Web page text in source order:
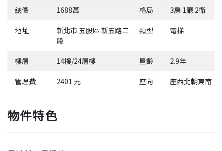
總價 1688萬 格局 3房 1廳 2衛
地址
新北市 五股區 新五路二
段
類型 電梯
樓層 14樓/24層樓 屋齡 2.9年
管理費 2401 元 座向 座西北朝東南
物件特色